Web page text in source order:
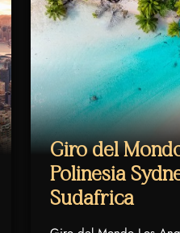
Giro del
Polinesia
Sudafrica